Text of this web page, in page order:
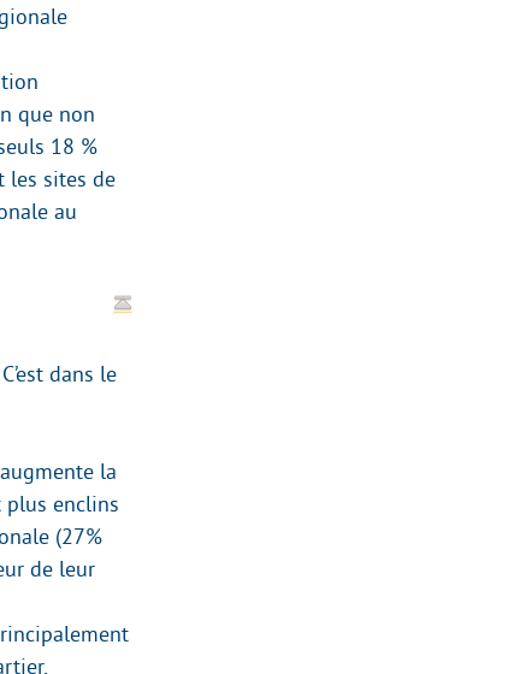
que non
18 %
les sites de
au
dans le
la
plus enclins
(27%
de leur